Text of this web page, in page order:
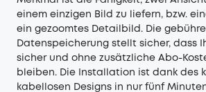
einem einzigen Bild zu liefern, bzw.
ein gezoomtes Detailbild. Die
Datenspeicherung stellt sicher, dass
sicher und ohne zusätzliche Abo-
bleiben. Die Installation ist dank des
kabellosen Designs in nur fünf